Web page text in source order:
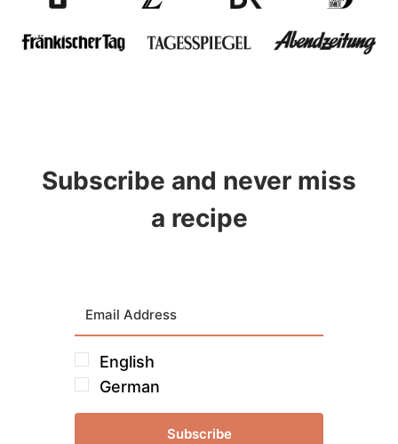
Subscribe and never miss
a recipe
English
German
Subscribe